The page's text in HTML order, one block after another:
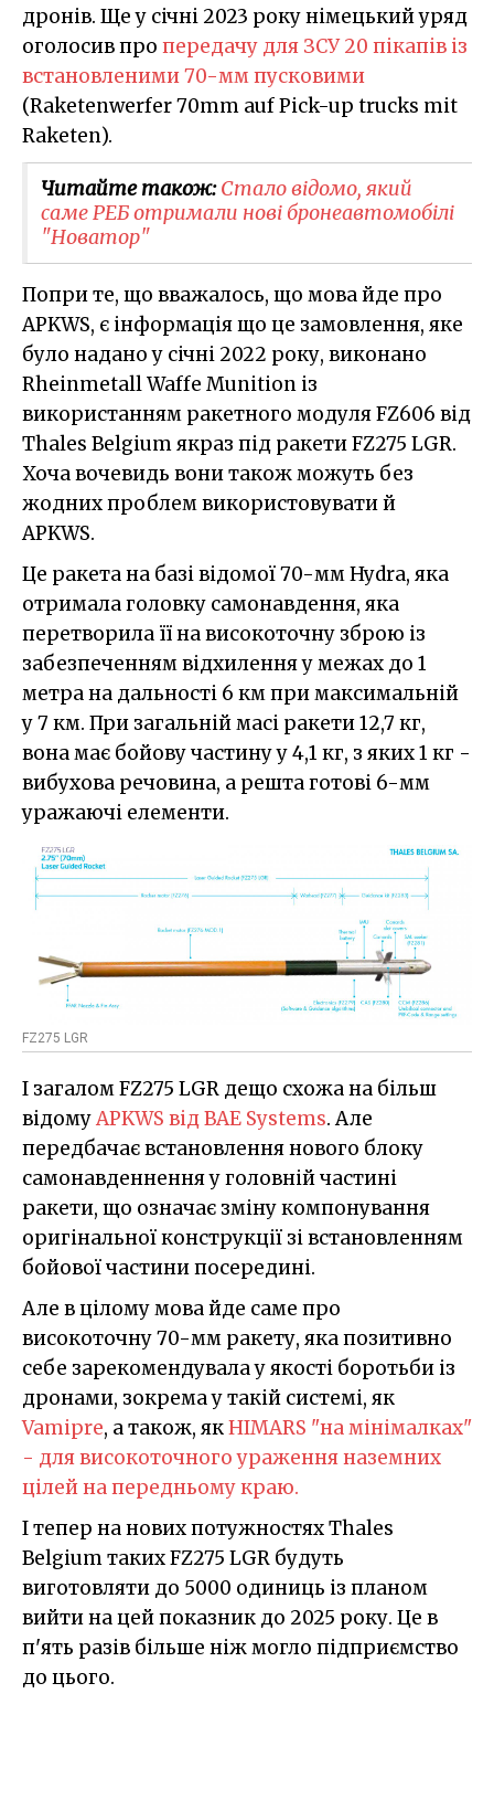
дронів. Ще у січні 2023 року німецький уряд
оголосив про передачу для ЗСУ 20 пікапів із
встановленими 70-мм пусковими
(Raketenwerfer 70mm auf Pick-up trucks mit
Raketen).
Читайте також:Стало відомо, який
саме РЕБ отримали нові бронеавтомобілі
"Новатор"
Попри те, що вважалось, що мова йде про
APKWS, є інформація що це замовлення, яке
було надано у січні 2022 року, виконано
Rheinmetall Waffe Munition із
використанням ракетного модуля FZ606 від
Thales Belgium якраз під ракети FZ275 LGR.
Хоча вочевидь вони також можуть без
жодних проблем використовувати й
APKWS.
Це ракета на базі відомої 70-мм Hydra, яка
отримала головку самонавдення, яка
перетворила її на високоточну зброю із
забезпеченням відхилення у межах до 1
метра на дальності 6 км при максимальній
у 7 км. При загальній масі ракети 12,7 кг,
вона має бойову частину у 4,1 кг, з яких 1 кг -
вибухова речовина, а решта готові 6-мм
уражаючі елементи.
FZ275 LGR
І загалом FZ275 LGR дещо схожа на більш
відомуAPKWS від BAE Systems. Але
передбачає встановлення нового блоку
самонавденнення у головній частині
ракети, що означає зміну компонування
оригінальної конструкції зі встановленням
бойової частини посередині.
Але в цілому мова йде саме про
високоточну 70-мм ракету, яка позитивно
себе зарекомендувала у якості боротьби із
дронами, зокрема у такій системі, як
Vamipre, а також, якHIMARS "на мінімалках"
- для високоточного ураження наземних
цілей на передньому краю.
І тепер на нових потужностях Thales
Belgium таких FZ275 LGR будуть
виготовляти до 5000 одиниць із планом
вийти на цей показник до 2025 року. Це в
п'ять разів більше ніж могло підприємство
до цього.